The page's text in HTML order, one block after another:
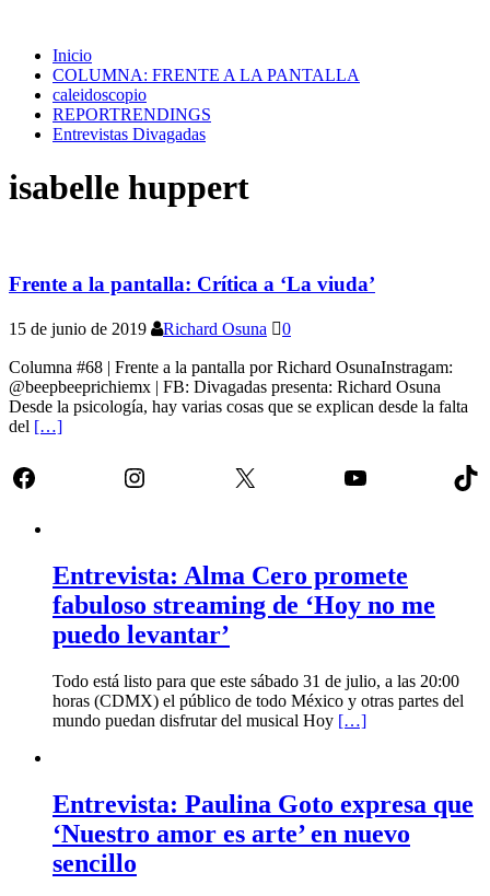
Inicio
COLUMNA: FRENTE A LA PANTALLA
caleidoscopio
REPORTRENDINGS
Entrevistas Divagadas
isabelle huppert
Frente a la pantalla: Crítica a ‘La viuda’
15 de junio de 2019 Richard Osuna 0
Columna #68 | Frente a la pantalla por Richard OsunaInstragam:
@beepbeeprichiemx | FB: Divagadas presenta: Richard Osuna
Desde la psicología, hay varias cosas que se explican desde la falta
del […]
Facebook Instagram X YouTube
Entrevista: Alma Cero promete
fabuloso streaming de ‘Hoy no me
puedo levantar’
Todo está listo para que este sábado 31 de julio, a las 20:00
horas (CDMX) el público de todo México y otras partes del
mundo puedan disfrutar del musical Hoy […]
Entrevista: Paulina Goto expresa que
‘Nuestro amor es arte’ en nuevo
sencillo